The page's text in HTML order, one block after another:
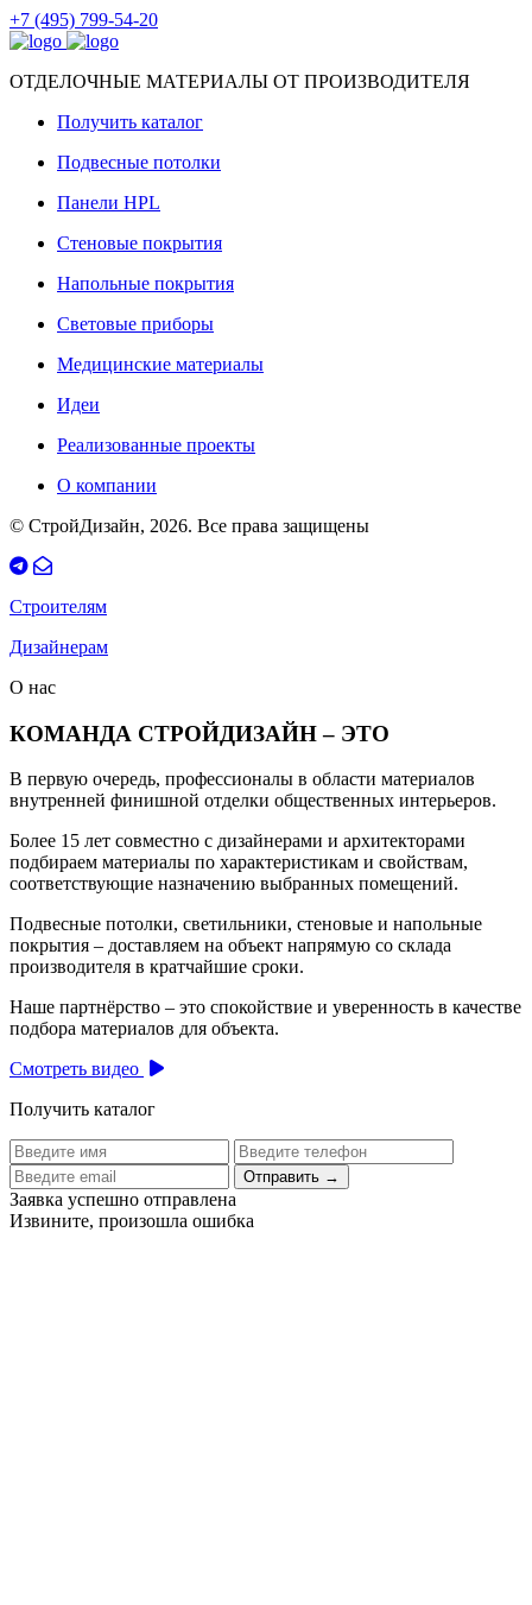
+7 (495) 799-54-20
ОТДЕЛОЧНЫЕ МАТЕРИАЛЫ ОТ ПРОИЗВОДИТЕЛЯ
Получить каталог
Подвесные потолки
Панели HPL
Стеновые покрытия
Напольные покрытия
Световые приборы
Медицинские материалы
Идеи
Реализованные проекты
О компании
© СтройДизайн, 2026. Все права защищены
Строителям
Дизайнерам
О нас
КОМАНДА СТРОЙДИЗАЙН – ЭТО
В первую очередь, профессионалы в области материалов
внутренней финишной отделки общественных интерьеров.
Более 15 лет совместно с дизайнерами и архитекторами
подбираем материалы по характеристикам и свойствам,
соответствующие назначению выбранных помещений.
Подвесные потолки, светильники, стеновые и напольные
покрытия – доставляем на объект напрямую со склада
производителя в кратчайшие сроки.
Наше партнёрство – это спокойствие и уверенность в качестве
подбора материалов для объекта.
Смотреть видео
Получить каталог
Отправить →
Заявка успешно отправлена
Извините, произошла ошибка